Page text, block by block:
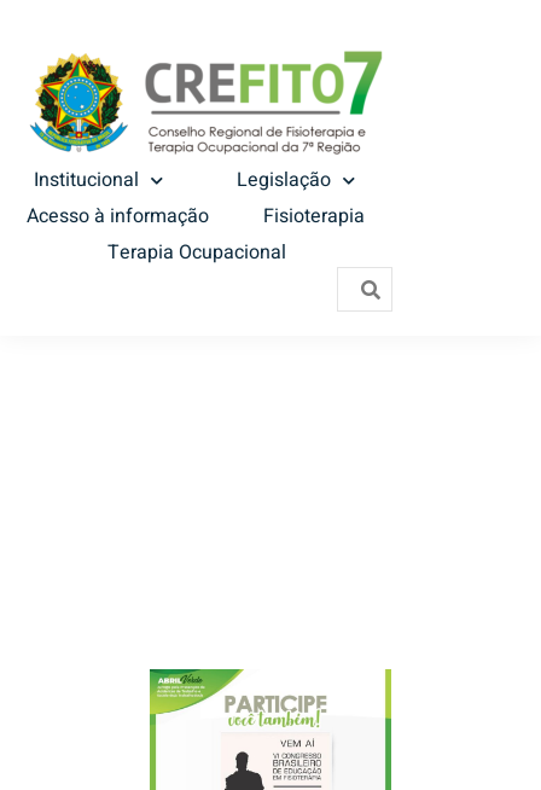
Institucional
Legislação
Acesso à informação
Fisioterapia
Terapia Ocupacional